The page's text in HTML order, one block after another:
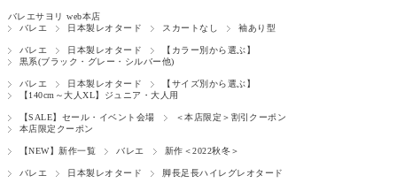
バレエサヨリ web本店
バレエ
日本製レオタード スカートなし 袖あり型
バレエ 日本製レオタード
【カラー別から選ぶ】
黒系(ブラック・グレー・シルバー他)
バレエ 日本製レオタード
【サイズ別から選ぶ】
【140cm～大人XL】ジュニア・大人用
【SALE】セール・イベント会場
＜本店限定＞割引クーポン
本店限定クーポン
【NEW】新作一覧 バレエ 新作＜2022秋冬＞
バレエ 日本製レオタード 脚長足長ハイレグレオタード